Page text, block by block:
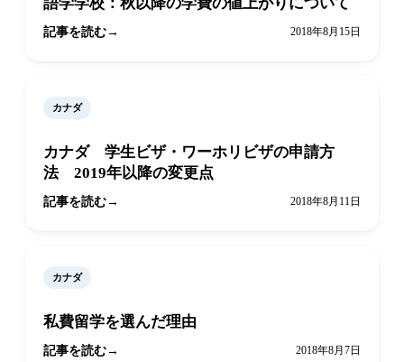
記事を読む 2018年8月15日
カナダ
カナダ 学生ビザ・ワーホリビザの申請方
法 2019年以降の変更点
記事を読む 2018年8月11日
カナダ
私費留学を選んだ理由
記事を読む 2018年8月7日